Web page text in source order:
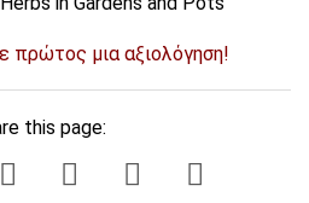
πρώτος μια αξιολόγηση!
this page: